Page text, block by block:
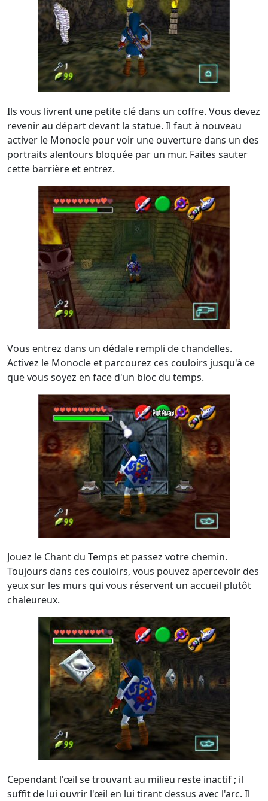
Ils vous livrent une petite clé dans un coffre. Vous devez
revenir au départ devant la statue. Il faut à nouveau
activer le Monocle pour voir une ouverture dans un des
portraits alentours bloquée par un mur. Faites sauter
cette barrière et entrez.
Vous entrez dans un dédale rempli de chandelles.
Activez le Monocle et parcourez ces couloirs jusqu'à ce
que vous soyez en face d'un bloc du temps.
Jouez le Chant du Temps et passez votre chemin.
Toujours dans ces couloirs, vous pouvez apercevoir des
yeux sur les murs qui vous réservent un accueil plutôt
chaleureux.
Cependant l'œil se trouvant au milieu reste inactif ; il
suffit de lui ouvrir l'œil en lui tirant dessus avec l'arc. Il